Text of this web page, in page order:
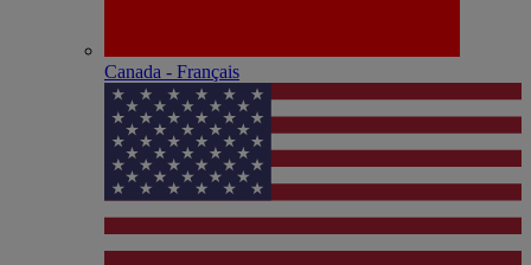
Canada - Français